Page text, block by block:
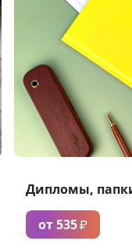
Дипломы,
от 535₽